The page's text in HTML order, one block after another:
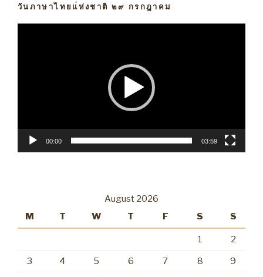
วันภาษาไทยแ่ห่งชาติ ๒๙ กรกฎาคม
00:00 03:59
August 2026
M
T W T F S S
1 2
3 4 5 6 7 8 9